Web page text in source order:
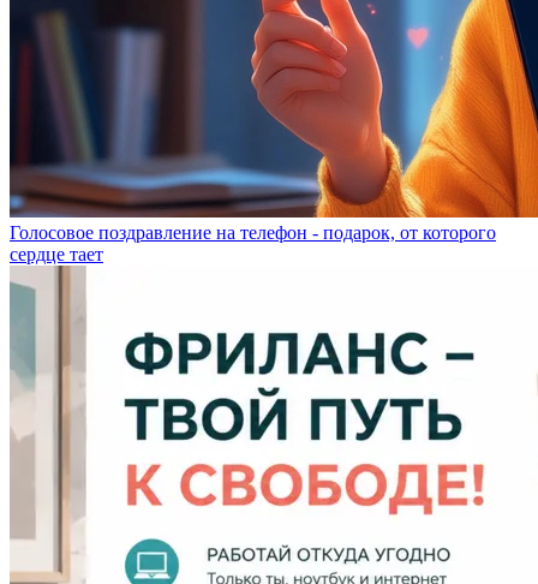
Голосовое поздравление на телефон - подарок, от которого
сердце тает